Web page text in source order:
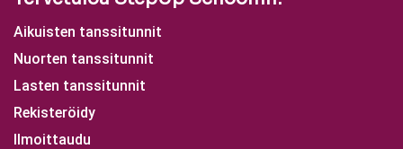
Aikuisten tanssitunnit
Nuorten tanssitunnit
Lasten tanssitunnit
Rekisteröidy
Ilmoittaudu